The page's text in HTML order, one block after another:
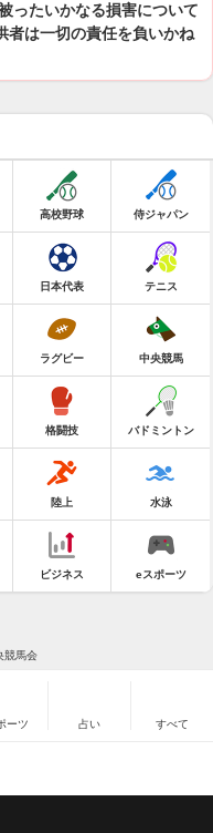
ったいかなる損害について
者は一切の責任を負いかね
高校野球 侍ジャパン
日本代表 テニス
ラグビー 中央競馬
格闘技 バドミントン
陸上 水泳
ビジネス eスポーツ
競馬会
ーツ 占い すべて